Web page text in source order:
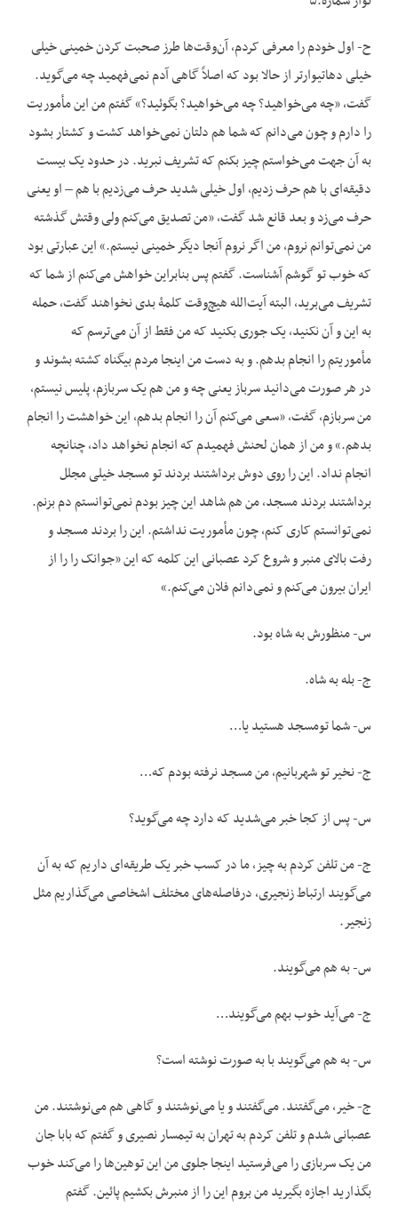
ح- اول خودم را معرفی کردم، آن‌وقت‌ها طرز صحبت کردن خمینی خیلی
خیلی دهاتی‏وارتر از حالا بود که اصلاً گاهی آدم نمی‌فهمید چه می‌گوید.
گفت، «چه می‌خواهید؟ چه می‌خواهید؟ بگوئید؟» گفتم من این مأموریت
را دارم و چون می‌دانم که شما هم دلتان نمی‌خواهد کشت و کشتار بشود
به آن جهت می‌خواستم چیز بکنم که تشریف نبرید. در حدود یک بیست
دقیقه‌ای با هم حرف زدیم، اول خیلی شدید حرف می‌زدیم با هم – او یعنی
حرف می‌زد و بعد قانع شد گفت، «من تصدیق می‌کنم ولی وقتش گذشته
من نمی‌توانم نروم، من اگر نروم آنجا دیگر خمینی نیستم.» این عبارتی بود
که خوب تو گوشم آشناست. گفتم پس بنابراین خواهش می‌کنم از شما که
تشریف می‌برید، البته آیت‌الله‌ هیچ‌وقت کلمۀ بدی نخواهند گفت، حمله
به این و آن نکنید، یک جوری بکنید که من فقط از آن می‌ترسم که
مأموریتم را انجام بدهم. و به دست من اینجا مردم بی‏گناه کشته بشوند و
در هر صورت می‌دانید سرباز یعنی چه و من هم یک سربازم، پلیس نیستم،
من سربازم، گفت، «سعی می‌کنم آن را انجام بدهم، این خواهشت را انجام
بدهم.» و من از همان لحنش فهمیدم که انجام نخواهد داد، چنانچه
انجام نداد. این را روی دوش برداشتند بردند تو مسجد خیلی مجلل
برداشتند بردند مسجد، من هم شاهد این چیز بودم نمی‌توانستم دم بزنم.
نمی‌توانستم کاری کنم، چون مأموریت نداشتم. این را بردند مسجد و
رفت بالای منبر و شروع کرد عصبانی این کلمه که این «جوانک را را از
ایران بیرون می‌کنم و نمی‌دانم فلان می‌کنم.»
س- منظورش به شاه بود.
ج- بله به شاه.
س- شما تومسجد هستید یا…
ج- نخیر تو شهربانیم، من مسجد نرفته بودم که…
س- پس از کجا خبر می‌شدید که دارد چه می‌گوید؟
ج- من تلفن کردم به چیز، ما در کسب خبر یک طریقه‌ای داریم که به آن
می‌گویند ارتباط زنجیری، درفاصله‌های مختلف اشخاصی می‌گذاریم مثل
زنجیر.
س- به هم می‌گویند.
ج- می‌آید خوب بهم می‌گویند…
س- به هم می‌گویند با به صورت نوشته است؟
ج- خیر، می‌گفتند. می‌گفتند و یا می‌نوشتند و گاهی هم می‌نوشتند. من
عصبانی شدم و تلفن کردم به تهران به تیمسار نصیری و گفتم که بابا جان
من یک سربازی را می‌فرستید اینجا جلوی من این توهین‌ها را می‌کند خوب
بگذارید اجازه بگیرید من بروم این را از منبرش بکشیم پائین. گفتم